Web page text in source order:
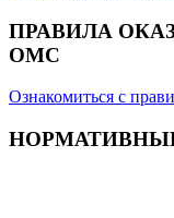
ПРАВИЛА
ОМС
Ознакомиться с